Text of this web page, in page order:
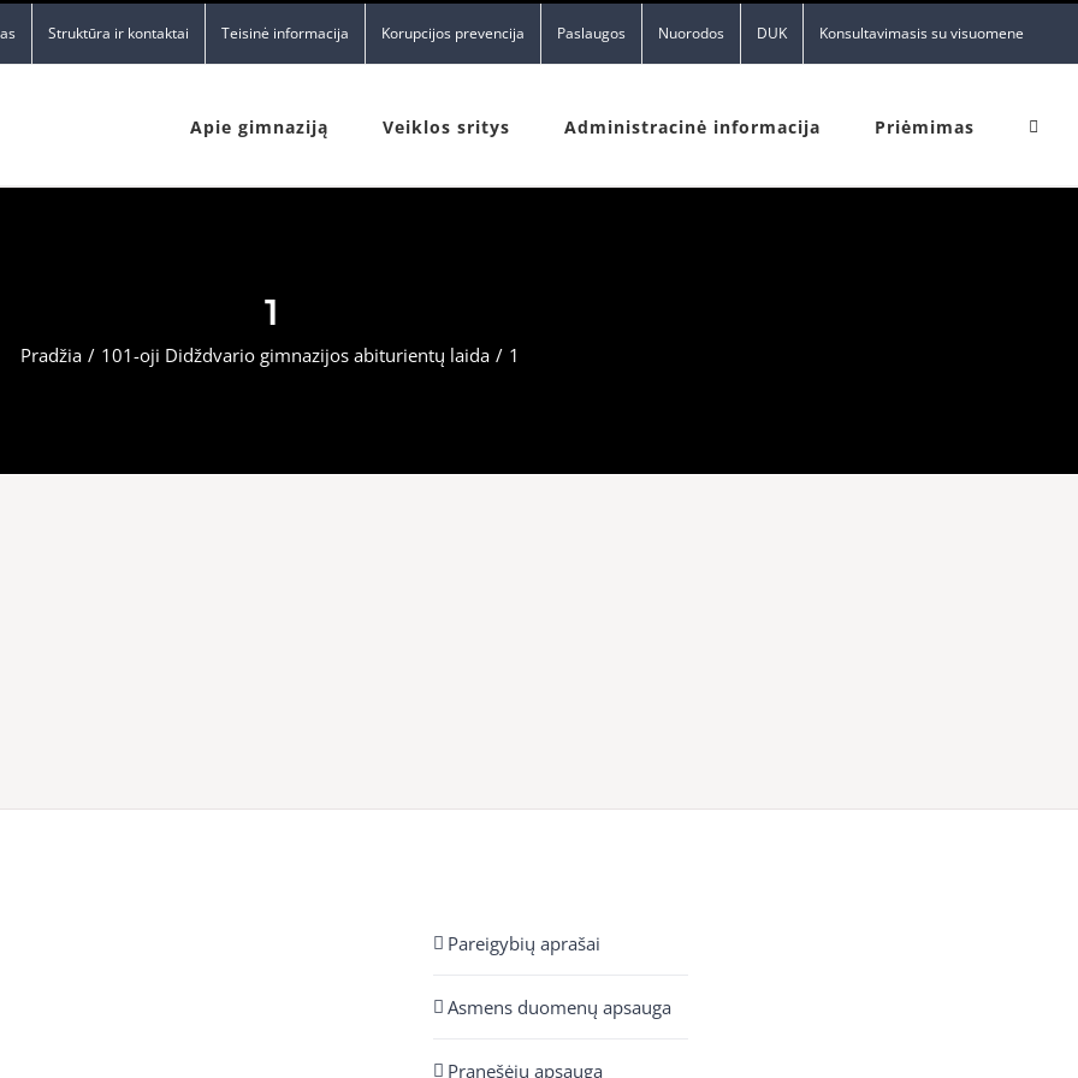
Struktūra ir kontaktai Teisinė informacija Korupcijos prevencija Paslaugos Nuorodos DUK Konsultavimasis su visuomene
Apie gimnaziją Veiklos sritys Administracinė informacija Priėmimas
1
Pradžia / 101-oji Didždvario gimnazijos abiturientų laida / 1
Pareigybių aprašai
Asmens duomenų apsauga
Pranešėjų apsauga